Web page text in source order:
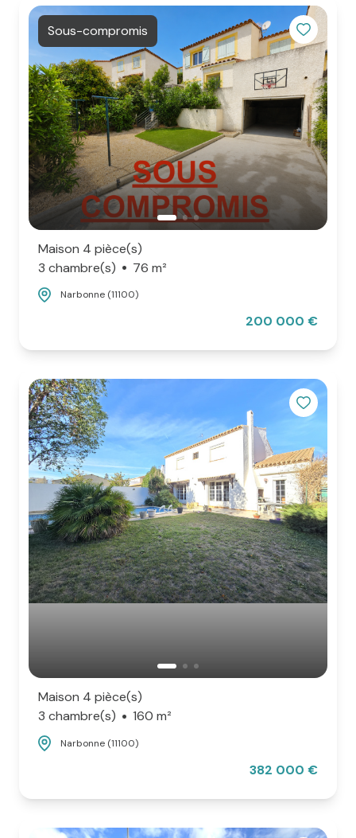
Sous-compromis
Maison 4 pièce(s)
3 chambre(s)
76 m²
Narbonne (11100)
200 000 €
Maison 4 pièce(s)
3 chambre(s)
160 m²
Narbonne (11100)
382 000 €